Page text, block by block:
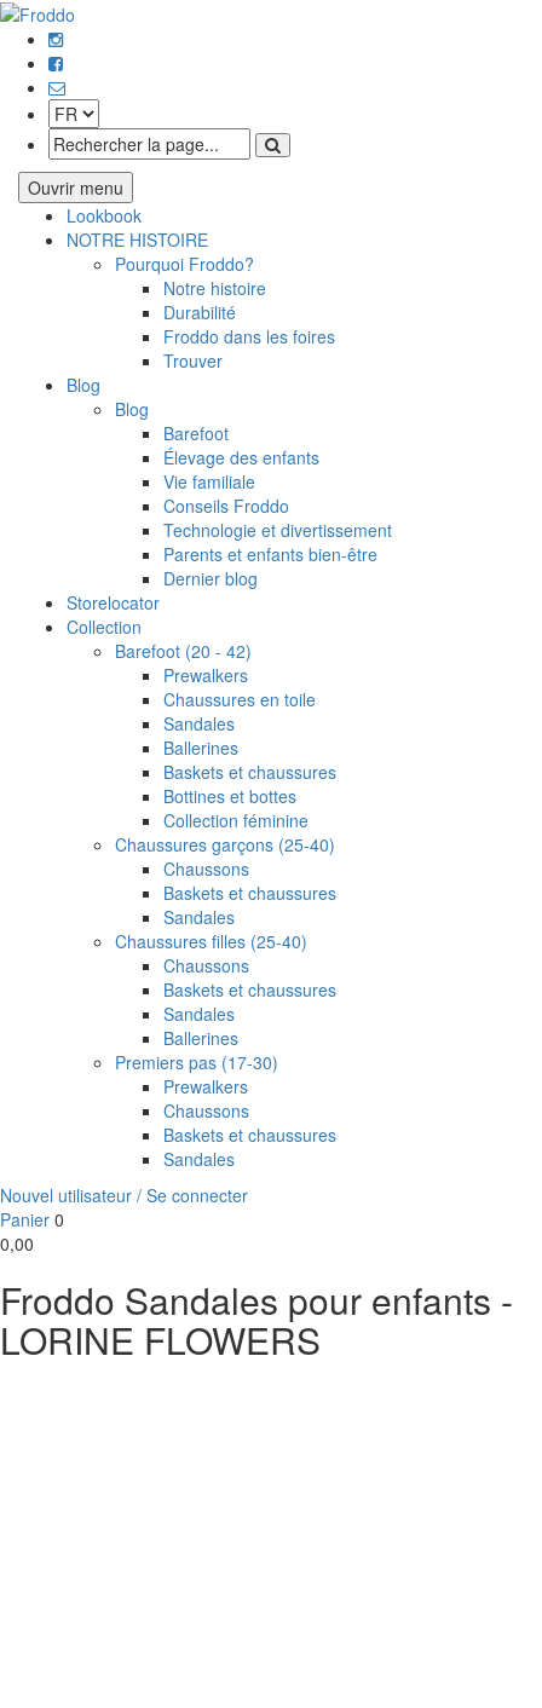
Ouvrir menu
Lookbook
NOTRE HISTOIRE
Pourquoi Froddo?
Notre histoire
Durabilité
Froddo dans les foires
Trouver
Blog
Blog
Barefoot
Élevage des enfants
Vie familiale
Conseils Froddo
Technologie et divertissement
Parents et enfants bien‐être
Dernier blog
Storelocator
Collection
Barefoot (20 - 42)
Prewalkers
Chaussures en toile
Sandales
Ballerines
Baskets et chaussures
Bottines et bottes
Collection féminine
Chaussures garçons (25-40)
Chaussons
Baskets et chaussures
Sandales
Chaussures filles (25-40)
Chaussons
Baskets et chaussures
Sandales
Ballerines
Premiers pas (17-30)
Prewalkers
Chaussons
Baskets et chaussures
Sandales
Nouvel utilisateur / Se connecter
Panier 0
0,00
Froddo Sandales pour enfants -
LORINE FLOWERS